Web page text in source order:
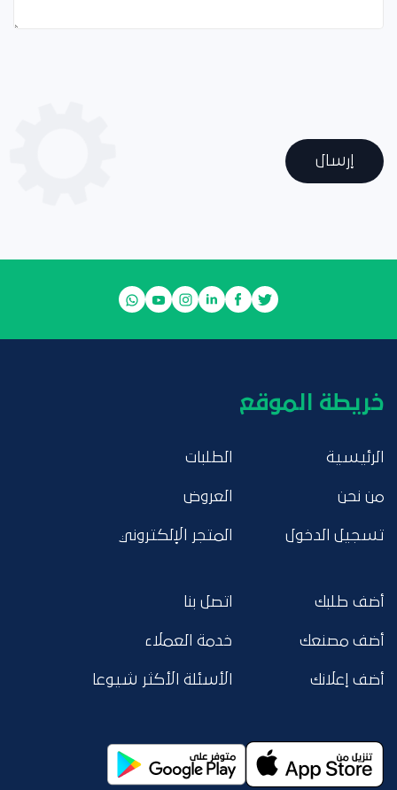
إرسال
خريطة الموقع
الرئيسية
من نحن
تسجيل الدخول
الطلبات
العروض
المتجر الإلكتروني
أضف طلبك
أضف مصنعك
أضف إعلانك
اتصل بنا
خدمة العملاء
الأسئلة الأكثر شيوعا